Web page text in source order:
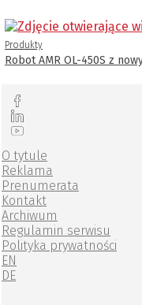
Produkty
Robot AMR OL-450S z
O tytule
Reklama
Prenumerata
Kontakt
Archiwum
Regulamin serwisu
Polityka prywatności
EN
DE